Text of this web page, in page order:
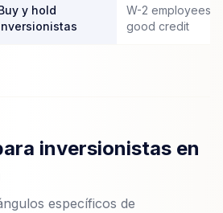
y hold
W-2 employees
good credit
inversionistas en
específicos de